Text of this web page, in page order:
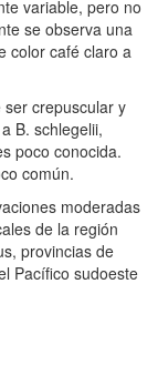
variable, pero no
se observa una
color café claro a
crepuscular y
B. schlegelii,
poco conocida.
común.
moderadas
de la región
provincias de
Pacífico sudoeste